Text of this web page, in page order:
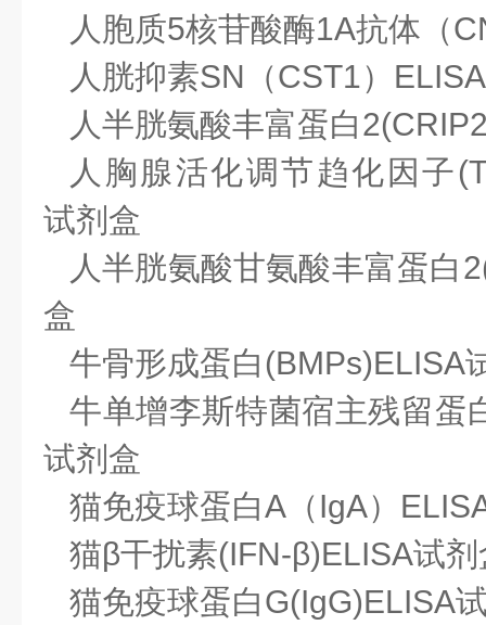
人胞质5核苷酸酶1A抗体（
人胱抑素SN（CST1）
人半胱氨酸丰富蛋白
人胸腺活化调节趋化因子
试剂盒
人半胱氨酸甘氨酸丰富蛋白
盒
牛骨形成蛋白(BMPs)ELISA
牛单增李斯特菌宿主残留蛋
试剂盒
猫免疫球蛋白A（IgA）
猫β干扰素(IFN-β)ELISA试剂
猫免疫球蛋白G(IgG)ELISA